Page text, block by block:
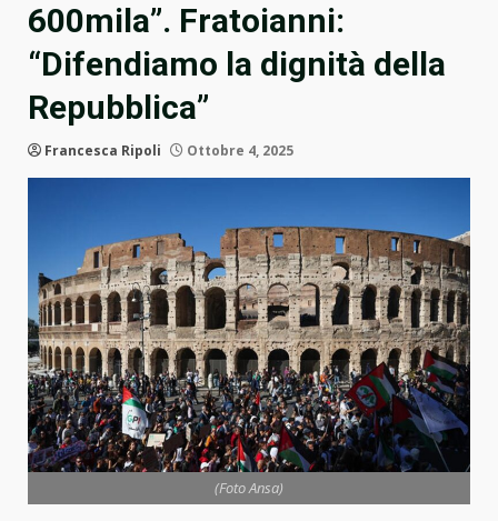
600mila”. Fratoianni:
“Difendiamo la dignità della
Repubblica”
Francesca Ripoli Ottobre 4, 2025
(Foto Ansa)